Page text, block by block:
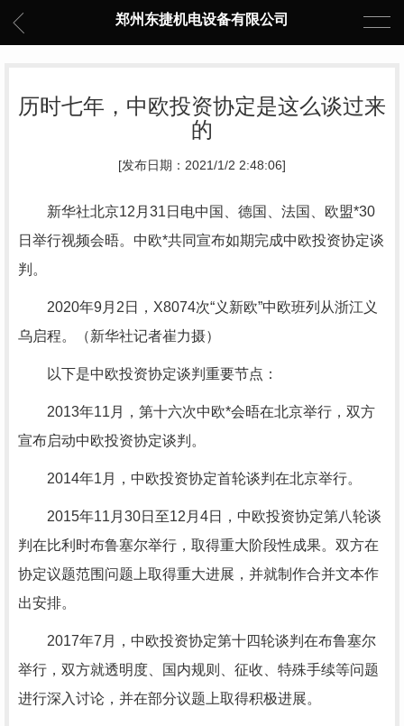
郑州东捷机电设备有限公司
历时七年，中欧投资协定是这么谈过来
的
[发布日期：2021/1/2 2:48:06]
新华社北京12月31日电中国、德国、法国、欧盟*30
日举行视频会晤。中欧*共同宣布如期完成中欧投资协定谈
判。
2020年9月2日，X8074次“义新欧”中欧班列从浙江义
乌启程。（新华社记者崔力摄）
以下是中欧投资协定谈判重要节点：
2013年11月，第十六次中欧*会晤在北京举行，双方
宣布启动中欧投资协定谈判。
2014年1月，中欧投资协定首轮谈判在北京举行。
2015年11月30日至12月4日，中欧投资协定第八轮谈
判在比利时布鲁塞尔举行，取得重大阶段性成果。双方在
协定议题范围问题上取得重大进展，并就制作合并文本作
出安排。
2017年7月，中欧投资协定第十四轮谈判在布鲁塞尔
举行，双方就透明度、国内规则、征收、特殊手续等问题
进行深入讨论，并在部分议题上取得积极进展。